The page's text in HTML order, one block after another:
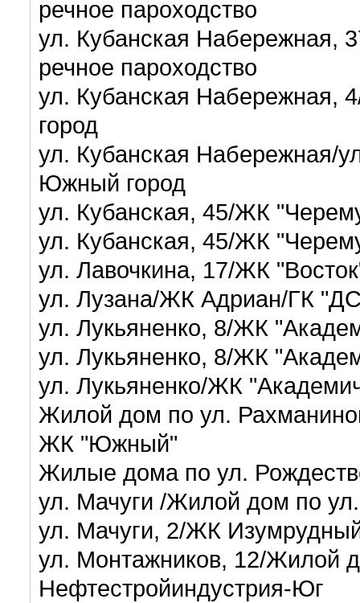
речное пароходство
ул. Кубанская Набережная,
речное пароходство
ул. Кубанская
город
ул. Кубанская Набережная/
Южный город
ул. Кубанская, 45/ЖК
ул. Кубанская, 45/ЖК
ул. Лавочкина, 17/ЖК
ул. Лузана/ЖК Адриан/ГК
ул. Лукьяненко, 8/ЖК
ул. Лукьяненко, 8/ЖК
ул. Лукьяненко/ЖК
Жилой дом по ул.
ЖК "Южный"
Жилые дома по ул.
ул. Мачуги /Жилой дом по
ул. Мачуги, 2/ЖК
ул. Монтажников, 12/Жилой
Нефтестройиндустрия-Юг